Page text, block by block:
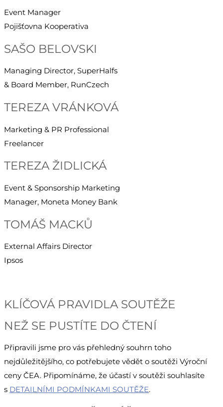
Event Manager
Pojišťovna Kooperativa
SAŠO BELOVSKI
Managing Director, SuperHalfs
& Board Member, RunCzech
TEREZA VRÁNKOVÁ
Marketing & PR Professional
Freelancer
TEREZA ŽIDLICKÁ
Event & Sponsorship Marketing
Manager, Moneta Money Bank
TOMÁŠ MACKŮ
External Affairs Director
Ipsos
KLÍČOVÁ PRAVIDLA SOUTĚŽE
NEŽ SE PUSTÍTE DO ČTENÍ
Připravili jsme pro vás přehledný souhrn toho
nejdůležitějšího, co potřebujete vědět o soutěži Výroční
ceny ČEA. Připomínáme, že účastí v soutěži souhlasíte
s DETAILNÍMI PODMÍNKAMI SOUTĚŽE.